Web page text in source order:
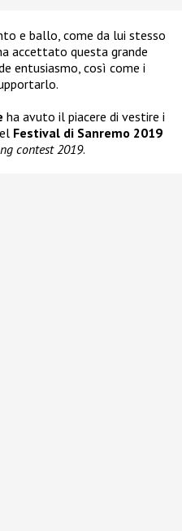
e ballo, come da lui stesso
accettato questa grande
entusiasmo, così come i
ha avuto il piacere di vestire i
Festival di Sanremo 2019
contest 2019.